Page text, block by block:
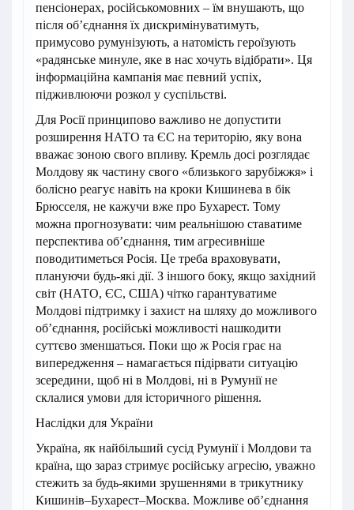
пенсіонерах, російськомовних – їм внушають, що
після об’єднання їх дискримінуватимуть,
примусово румунізують, а натомість героїзують
«радянське минуле, яке в нас хочуть відібрати». Ця
інформаційна кампанія має певний успіх,
підживлюючи розкол у суспільстві.
Для Росії принципово важливо не допустити
розширення НАТО та ЄС на територію, яку вона
вважає зоною свого впливу. Кремль досі розглядає
Молдову як частину свого «близького зарубіжжя» і
болісно реагує навіть на кроки Кишинева в бік
Брюсселя, не кажучи вже про Бухарест. Тому
можна прогнозувати: чим реальнішою ставатиме
перспектива об’єднання, тим агресивніше
поводитиметься Росія. Це треба враховувати,
плануючи будь-які дії. З іншого боку, якщо західний
світ (НАТО, ЄС, США) чітко гарантуватиме
Молдові підтримку і захист на шляху до можливого
об’єднання, російські можливості нашкодити
суттєво зменшаться. Поки що ж Росія грає на
випередження – намагається підірвати ситуацію
зсередини, щоб ні в Молдові, ні в Румунії не
склалися умови для історичного рішення.
Наслідки для України
Україна, як найбільший сусід Румунії і Молдови та
країна, що зараз стримує російську агресію, уважно
стежить за будь-якими зрушеннями в трикутнику
Кишинів–Бухарест–Москва. Можливе об’єднання